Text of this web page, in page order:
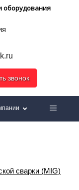
оборудования
звонок
сварки (MIG)